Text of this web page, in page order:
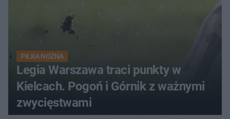
PIŁKA NOŻNA
Legia Warszawa traci punkty w
Kielcach. Pogoń i Górnik z ważnymi
zwycięstwami